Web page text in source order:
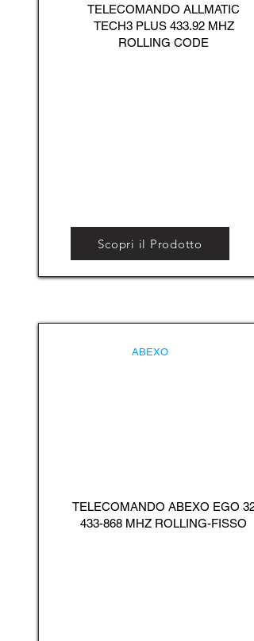
TELECOMANDO ALLMATIC
TECH3 PLUS 433.92 MHZ
ROLLING CODE
Scopri il Prodotto
ABEXO
TELECOMANDO ABEXO EGO 32
433-868 MHZ ROLLING-FISSO